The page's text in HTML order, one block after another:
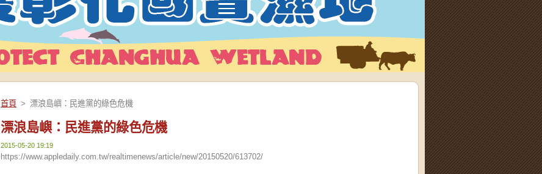
首頁 > 漂浪島嶼：民進黨的綠色危機
漂浪島嶼：民進黨的綠色危機
2015-05-20 19:19
https://www.appledaily.com.tw/realtimenews/article/new/20150520/613702/